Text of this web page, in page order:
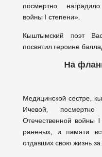
посмертно
войны I степени».
Кыштымский поэт
посвятил героине
На
Медицинской сестре,
Ичевой,
Отечественной войны
раненых, и памяти
отдавших свою жизнь